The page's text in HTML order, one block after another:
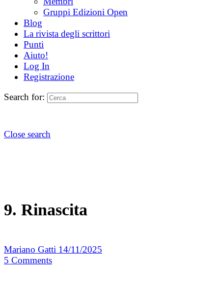
Gruppi Edizioni Open
Blog
La rivista degli scrittori
Punti
Aiuto!
Log In
Registrazione
Search for:
Close search
9. Rinascita
Mariano Gatti 14/11/2025
5 Comments